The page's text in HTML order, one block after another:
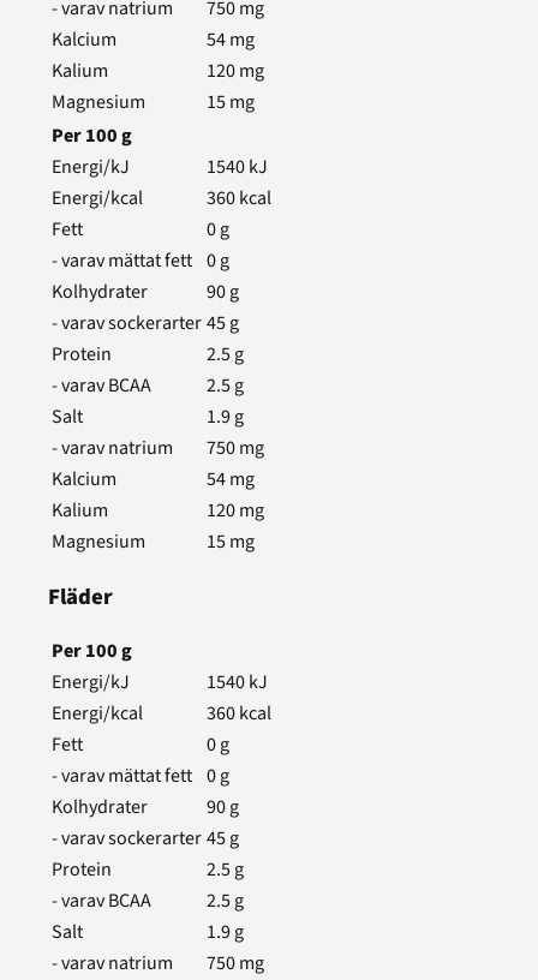
- varav natrium 750mg
Kalcium
54mg
Kalium
120mg
Magnesium
15mg
Per100g
Energi/kJ
1540kJ
Energi/kcal
360kcal
Fett
0g
- varav mättat fett 0g
Kolhydrater
90g
- varav sockerarter45g
Protein
2.5g
- varav BCAA
2.5g
Salt
1.9g
- varav natrium
750mg
Kalcium
54mg
Kalium
120mg
Magnesium
15mg
Fläder
Per100g
Energi/kJ
1540kJ
Energi/kcal
360kcal
Fett
0g
- varav mättat fett 0g
Kolhydrater
90g
- varav sockerarter45g
Protein
2.5g
- varav BCAA
2.5g
Salt
1.9g
- varav natrium
750mg